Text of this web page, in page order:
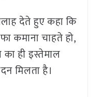
देते हुए कहा कि
कमाना चाहते हो,
ही इस्तेमाल
मिलता है।